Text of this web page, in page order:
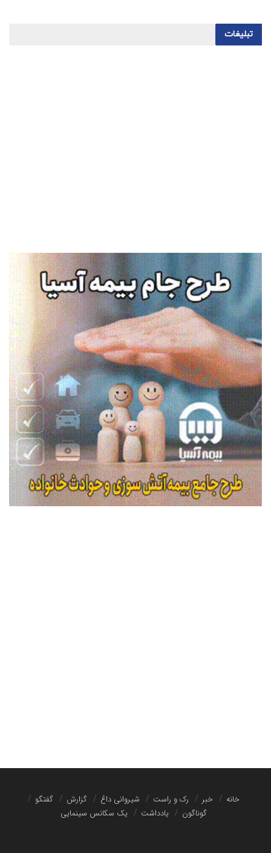
تبلیغات
خانه خبر رک و راست شیروانی داغ گزارش
گفتگو
گوناگون
یادداشت یک سکانس سینمایی